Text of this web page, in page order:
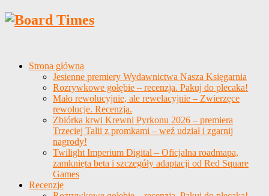
Strona główna
Jesienne premiery Wydawnictwa Nasza Księgarnia
Rozrywkowe gołębie – recenzja. Pakuj do plecaka!
Mało rewolucyjnie, ale rewelacyjnie – Zwierzęce
rewolucje. Recenzja.
Zbiórka krwi Krewni Pyrkonu 2026 – premiera
Trzeciej Talii z promkami – weź udział i zgarnij
nagrody!
Twilight Imperium Digital – Oficjalna roadmapa,
zamknięta beta i szczegóły adaptacji od Red Square
Games
Recenzje